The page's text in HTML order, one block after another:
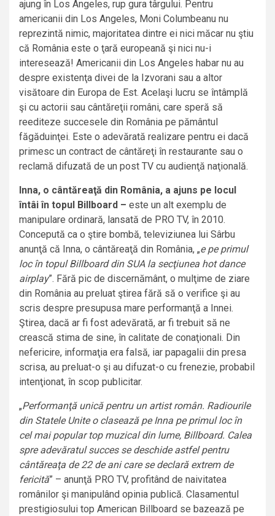
ajung în Los Angeles, rup gura târgului. Pentru
americanii din Los Angeles, Moni Columbeanu nu
reprezintă nimic, majoritatea dintre ei nici măcar nu ştiu
că România este o ţară europeană şi nici nu-i
interesează! Americanii din Los Angeles habar nu au
despre existenţa divei de la Izvorani sau a altor
visătoare din Europa de Est. Acelaşi lucru se întâmplă
şi cu actorii sau cântăreţii români, care speră să
reediteze succesele din România pe pământul
făgăduinţei. Este o adevărată realizare pentru ei dacă
primesc un contract de cântăreţi în restaurante sau o
reclamă difuzată de un post TV cu audienţă naţională.
Inna, o cântăreaţă din România, a ajuns pe locul
întâi în topul Billboard – este un alt exemplu de
manipulare ordinară, lansată de PRO TV, în 2010.
Concepută ca o ştire bombă, televiziunea lui Sârbu
anunţă că Inna, o cântăreaţă din România, „e pe primul
loc în topul Billboard din SUA la secţiunea hot dance
airplay”. Fără pic de discernământ, o mulţime de ziare
din România au preluat ştirea fără să o verifice şi au
scris despre presupusa mare performanţă a Innei.
Ştirea, dacă ar fi fost adevărată, ar fi trebuit să ne
crească stima de sine, în calitate de conaţionali. Din
nefericire, informaţia era falsă, iar papagalii din presa
scrisa, au preluat-o şi au difuzat-o cu frenezie, probabil
intenţionat, în scop publicitar.
„Performanţă unică pentru un artist român. Radiourile
din Statele Unite o clasează pe Inna pe primul loc în
cel mai popular top muzical din lume, Billboard. Calea
spre adevăratul succes se deschide astfel pentru
cântăreaţa de 22 de ani care se declară extrem de
fericită” – anunţă PRO TV, profitând de naivitatea
românilor şi manipulând opinia publică. Clasamentul
prestigiosului top American Billboard se bazează pe